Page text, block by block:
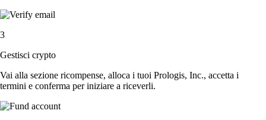
3
Gestisci crypto
Vai alla sezione ricompense, alloca i tuoi Prologis, Inc., accetta i
termini e conferma per iniziare a riceverli.